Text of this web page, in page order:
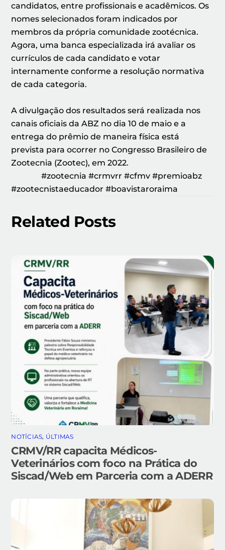
candidatos, entre profissionais e acadêmicos. Os
nomes selecionados foram indicados por
membros da própria comunidade zootécnica.
Agora, uma banca especializada irá avaliar os
currículos de cada candidato e votar
internamente conforme a resolução normativa
de cada categoria.
A divulgação dos resultados será realizada nos
canais oficiais da ABZ no dia 10 de maio e a
entrega do prêmio de maneira física está
prevista para ocorrer no Congresso Brasileiro de
Zootecnia (Zootec), em 2022.
#zootecnia #crmvrr #cfmv #premioabz
#zootecnistaeducador #boavistaroraima
Related Posts
NOTÍCIAS, ÚLTIMAS
CRMV/RR capacita Médicos-
Veterinários com foco na Prática do
Siscad/Web em Parceria com a ADERR